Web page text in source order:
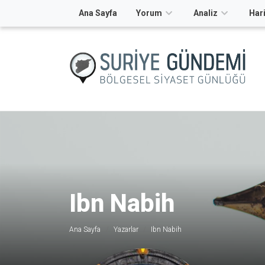
Ana Sayfa Yorum Analiz
Ibn Nabih
Ana Sayfa Yazarlar Ibn Nabih